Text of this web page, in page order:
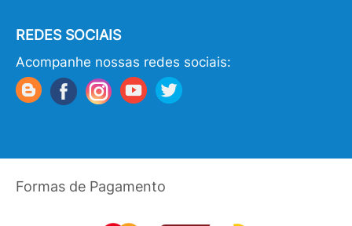
REDES SOCIAIS
Acompanhe nossas redes sociais:
Formas de Pagamento